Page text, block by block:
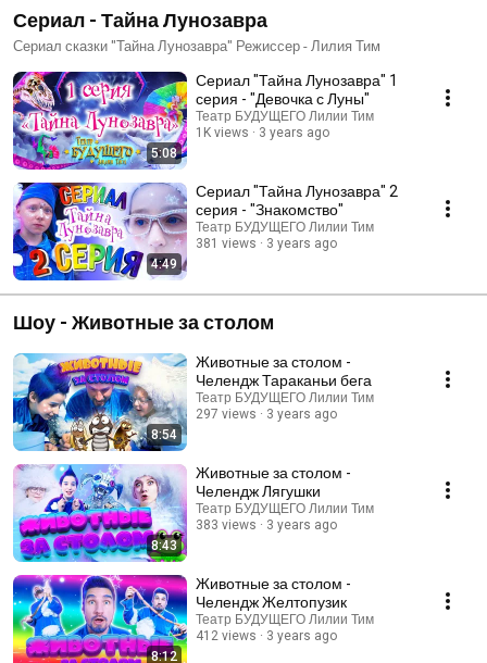
Сериал - Тайна Лунозавра
Сериал сказки "Тайна Лунозавра" Режиссер - Лилия Тим
5:08
Сериал "Тайна Лунозавра" 1
серия - "Девочка с Луны"
Театр БУДУЩЕГО Лилии Тим
1K views
3 years ago
4:49
Сериал "Тайна Лунозавра" 2
серия - "Знакомство"
Театр БУДУЩЕГО Лилии Тим
381 views
3 years ago
Шоу - Животные за столом
8:54
Животные за столом -
Челендж Тараканьи бега
Театр БУДУЩЕГО Лилии Тим
297 views
3 years ago
8:43
Животные за столом -
Челендж Лягушки
Театр БУДУЩЕГО Лилии Тим
383 views
3 years ago
8:12
Животные за столом -
Челендж Желтопузик
Театр БУДУЩЕГО Лилии Тим
412 views
3 years ago